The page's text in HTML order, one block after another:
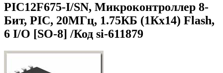
PIC12F675-I/SN, Микроконтроллер 8-
Бит, PIC, 20МГц, 1.75КБ (1Кx14) Flash,
6 I/O [SO-8] /Код si-611879